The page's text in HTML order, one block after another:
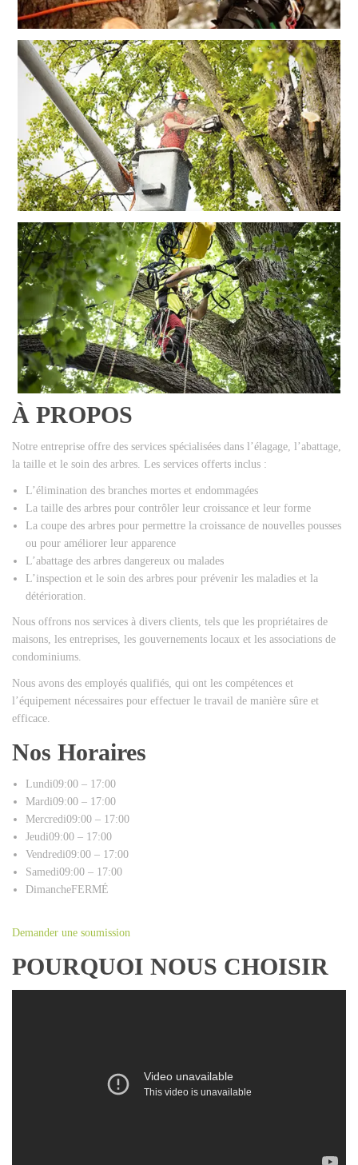
À PROPOS
Notre entreprise offre des services spécialisées dans l’élagage, l’abattage,
la taille et le soin des arbres. Les services offerts inclus :
L’élimination des branches mortes et endommagées
La taille des arbres pour contrôler leur croissance et leur forme
La coupe des arbres pour permettre la croissance de nouvelles pousses
ou pour améliorer leur apparence
L’abattage des arbres dangereux ou malades
L’inspection et le soin des arbres pour prévenir les maladies et la
détérioration.
Nous offrons nos services à divers clients, tels que les propriétaires de
maisons, les entreprises, les gouvernements locaux et les associations de
condominiums.
Nous avons des employés qualifiés, qui ont les compétences et
l’équipement nécessaires pour effectuer le travail de manière sûre et
efficace.
Nos Horaires
Lundi09:00 – 17:00
Mardi09:00 – 17:00
Mercredi09:00 – 17:00
Jeudi09:00 – 17:00
Vendredi09:00 – 17:00
Samedi09:00 – 17:00
DimancheFERMÉ
Demander une soumission
POURQUOI NOUS CHOISIR